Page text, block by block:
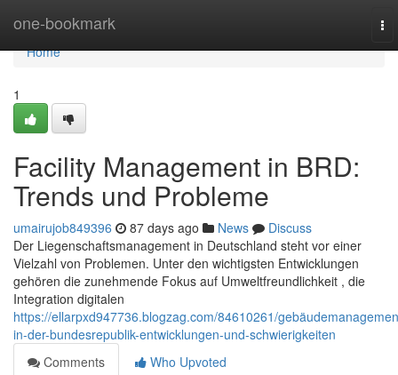
one-bookmark
Home
Home
1
Facility Management in BRD:
Trends und Probleme
umairujob849396 87 days ago News
Discuss
Der Liegenschaftsmanagement in Deutschland steht vor einer
Vielzahl von Problemen. Unter den wichtigsten Entwicklungen
gehören die zunehmende Fokus auf Umweltfreundlichkeit , die
Integration digitalen
https://ellarpxd947736.blogzag.com/84610261/
in-der-bundesrepublik-entwicklungen-und-schwierigkeiten
Comments
Who Upvoted